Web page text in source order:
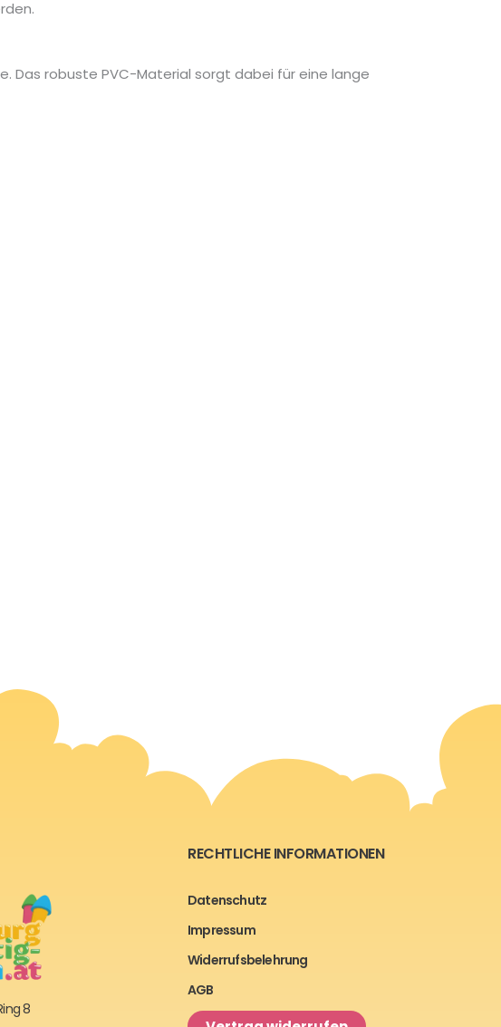
Das robuste PVC-Material sorgt dabei für eine lange
8
RECHTLICHE INFORMATIONEN
Datenschutz
Impressum
Widerrufsbelehrung
AGB